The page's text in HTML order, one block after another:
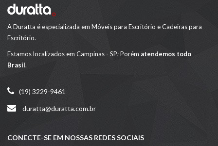
A Duratta é especializada em Móveis para Escritório e Cadeiras para
Escritório.
Estamos localizados em Campinas - SP; Porém atendemos todo
Brasil.
(19) 3229-9461
duratta@duratta.com.br
CONECTE-SE EM NOSSAS REDES SOCIAIS